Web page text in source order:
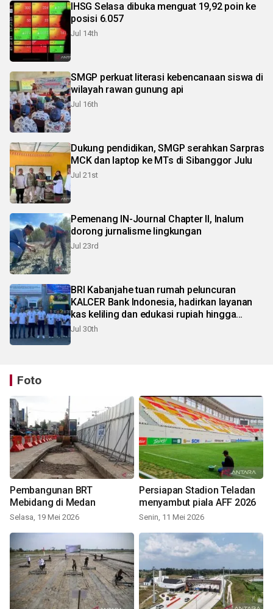
IHSG Selasa dibuka menguat 19,92 poin ke
posisi 6.057
Jul 14th
SMGP perkuat literasi kebencanaan siswa di
wilayah rawan gunung api
Jul 16th
Dukung pendidikan, SMGP serahkan Sarpras
MCK dan laptop ke MTs di Sibanggor Julu
Jul 21st
Pemenang IN-Journal Chapter II, Inalum
dorong jurnalisme lingkungan
Jul 23rd
BRI Kabanjahe tuan rumah peluncuran
KALCER Bank Indonesia, hadirkan layanan
kas keliling dan edukasi rupiah hingga
pelosok Karo
Jul 30th
Foto
Pembangunan BRT
Mebidang di Medan
Selasa, 19 Mei 2026
Persiapan Stadion Teladan
menyambut piala AFF 2026
Senin, 11 Mei 2026